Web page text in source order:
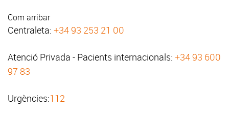
Com arribar
Centraleta: +34 93 253 21 00
Atenció Privada - Pacients internacionals: +34 93 600
97 83
Urgències:112